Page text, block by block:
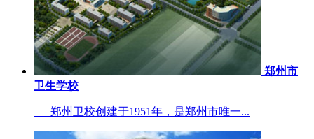
郑州市
卫生学校
郑州卫校创建于1951年，是郑州市唯一...